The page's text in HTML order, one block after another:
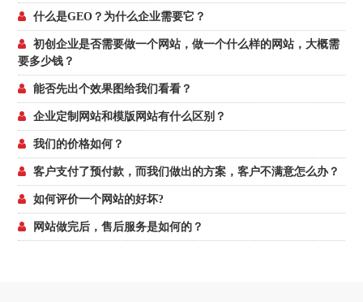
什么是GEO？为什么企业需要它？
初创企业是否需要做一个网站，做一个什么样的网站，大概需
要多少钱？
能否先出个效果图给我们看看？
企业定制网站和模版网站有什么区别？
我们的价格如何？
客户支付了预付款，而我们做出的方案，客户不满意怎么办？
如何评价一个网站的好坏?
网站做完后，售后服务是如何的？